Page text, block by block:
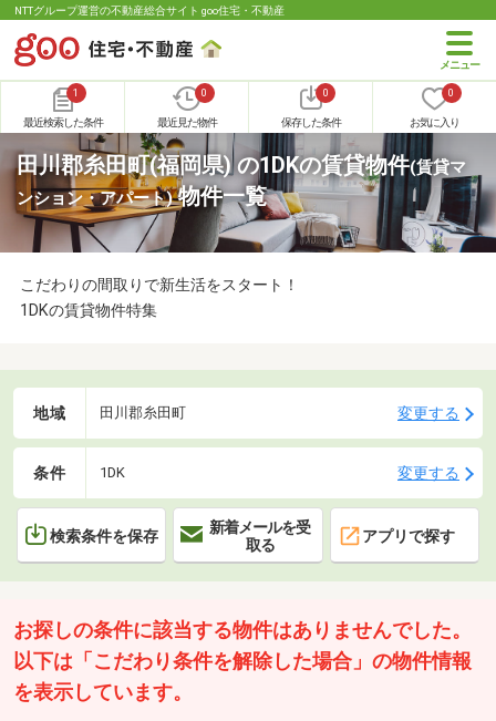
NTTグループ運営の不動産総合サイト goo住宅・不動産
1
最近検索した条件
0
最近見た物件
0
保存した条件
0
お気に入り
田川郡糸田町(福岡県) の1DKの賃貸物件(賃貸マ
ンション・アパート)物件一覧
こだわりの間取りで新生活をスタート！
1DKの賃貸物件特集
地域 田川郡糸田町 変更する
条件 1DK 変更する
検索条件を保存
新着メールを受
取る
アプリで探す
お探しの条件に該当する物件はありませんでした。
以下は「こだわり条件を解除した場合」の物件情報
を表示しています。